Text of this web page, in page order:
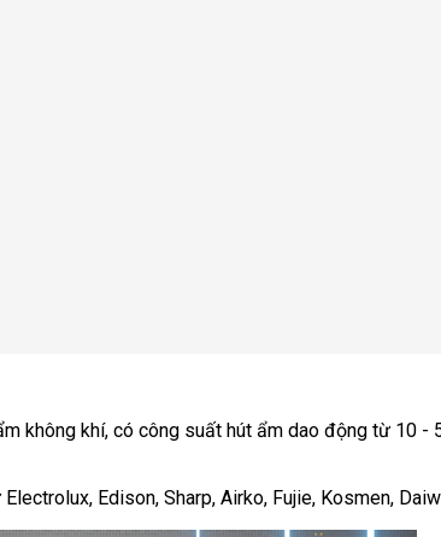
không khí, có công suất hút ẩm dao động từ 10
Edison, Sharp, Airko, Fujie, Kosmen,